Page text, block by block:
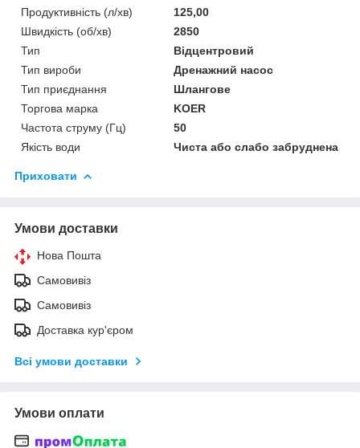
Продуктивність (л/хв)
125,00
Швидкість (об/хв)
2850
Тип
Відцентровий
Тип вироби
Дренажний насос
Тип приєднання
Шлангове
Торгова марка
KOER
Частота струму (Гц)
50
Якість води
Чиста або слабо забруднена
Приховати
Умови доставки
Нова Пошта
Самовивіз
Самовивіз
Доставка кур'єром
Всі умови доставки
Умови оплати